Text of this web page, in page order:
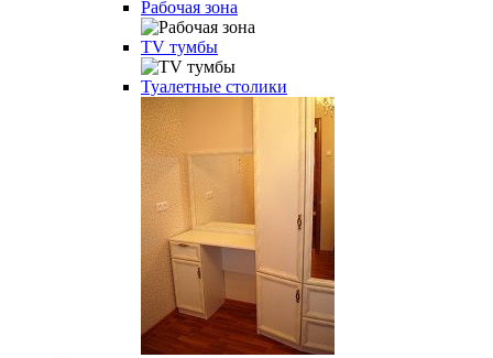
Рабочая зона
TV тумбы
Туалетные столики